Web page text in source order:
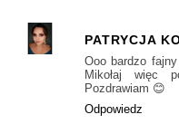
PATRYCJA
Ooo bardzo
Mikołaj więc
Pozdrawiam 😊
Odpowiedz